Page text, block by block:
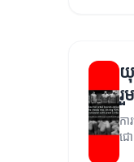
យុ
រួ
ក
ជោ
ពិភ